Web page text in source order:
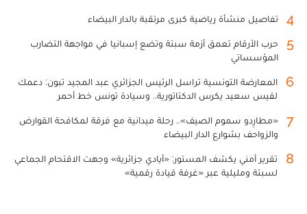
4 تفاصيل منشأة رياضية كبرى مرتقبة بالدار البيضاء
5
حرب الأرقام تعمق أزمة سبتة وتضع إسبانيا في مواجهة التضارب
المؤسساتي
6
المعارضة التونسية تراسل الرئيس الجزائري عبد المجيد تبون: دعمك
لقيس سعيد يكرس الدكتاتورية.. وسيادة تونس خط أحمر
7
«مطارِدو سموم الصيف».. رحلة ميدانية مع فرقة لمكافحة القوارض
والزواحف بشوارع الدار البيضاء
8
تقرير أمني يكشف المستور: «أيادي جزائرية» وجهت الاقتحام الجماعي
لسبتة ومليلية عبر «غرفة قيادة رقمية»